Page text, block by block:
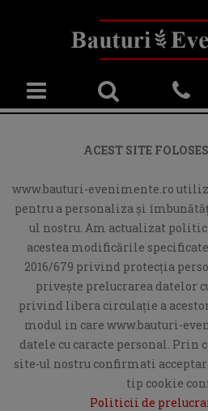
ACEST SITE
www.bauturi-evenimente.ro
pentru a personaliza și
ul nostru. Am actualizat
acestea modificările
2016/679 privind protecția
privește prelucrarea datelor
privind libera circulație a
modul in care www.bauturi-
datele cu caracte personal. Prin
site-ul nostru confirmati
tip cookie
Politicii de